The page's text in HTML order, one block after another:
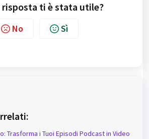
risposta ti è stata utile?
No Sì
Trasforma i Tuoi Episodi Podcast in Video